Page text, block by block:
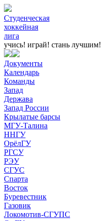
Студенческая
хоккейная
лига
учись! играй! стань лучшим!
Документы
Календарь
Команды
Запад
Держава
Запад России
Крылатые барсы
МГУ-Талина
ННГУ
ОрёлГУ
РГСУ
РЭУ
СГУС
Спарта
Восток
Буревестник
Газовик
Локомотив-СГУПС